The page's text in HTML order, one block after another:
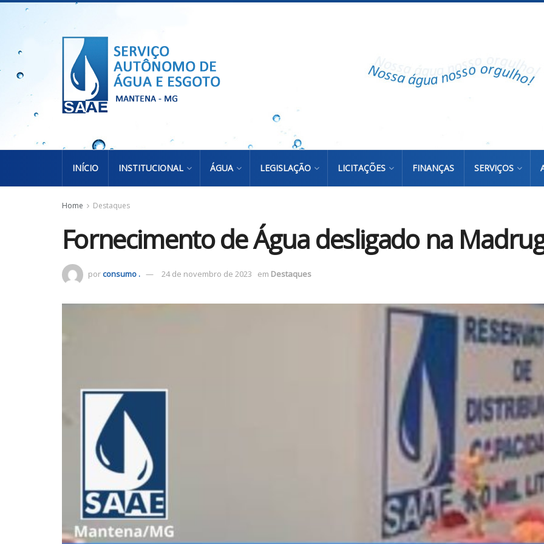
INÍCIO INSTITUCIONAL ÁGUA LEGISLAÇÃO LICITAÇÕES FINANÇAS SERVIÇOS
Home Destaques
Fornecimento de Água desligado na
porconsumo . 24 de novembro de 2023 em Destaques